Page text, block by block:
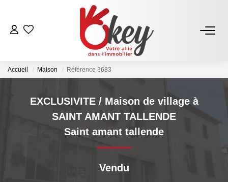
ACHETER
VENDRE
Estimer Mon Bien
Accueil Maison Référence 3683
EXCLUSIVITE / Maison de village à
SAINT AMANT TALLENDE
Saint amant tallende
Vendu